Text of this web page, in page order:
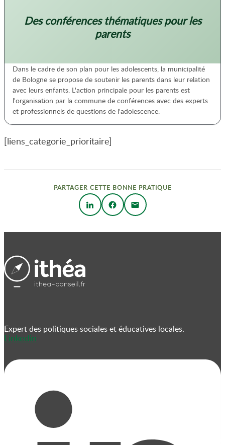
Des conférences thématiques pour les
parents
Dans le cadre de son plan pour les adolescents, la municipalité
de Bologne se propose de soutenir les parents dans leur relation
avec leurs enfants. L'action principale pour les parents est
l'organisation par la commune de conférences avec des experts
et professionnels de questions de l'adolescence.
[liens_categorie_prioritaire]
PARTAGER CETTE BONNE PRATIQUE
Expert des politiques sociales et éducatives locales.
Linkedin